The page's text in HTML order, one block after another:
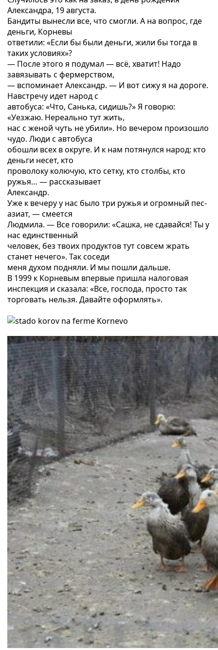
Александра, 19 августа.
Бандиты вынесли все, что смогли. А на вопрос, где
деньги, Корневы
ответили: «Если бы были деньги, жили бы тогда в
таких условиях»?
— После этого я подумал — всё, хватит! Надо
завязывать с фермерством,
— вспоминает Александр. — И вот сижу я на дороге.
Навстречу идет народ с
автобуса: «Что, Санька, сидишь?» Я говорю:
«Уезжаю. Нереально тут жить,
нас с женой чуть не убили». Но вечером произошло
чудо. Люди с автобуса
обошли всех в округе. И к нам потянулся народ: кто
деньги несет, кто
проволоку колючую, кто сетку, кто столбы, кто
ружья… — рассказывает
Александр.
Уже к вечеру у нас было три ружья и огромный пес-
азиат, — смеется
Людмила. — Все говорили: «Сашка, не сдавайся! Ты у
нас единственный
человек, без твоих продуктов тут совсем жрать
станет нечего». Так соседи
меня духом подняли. И мы пошли дальше.
В 1999 к Корневым впервые пришла налоговая
инспекция и сказала: «Все, господа, просто так
торговать нельзя. Давайте оформлять».